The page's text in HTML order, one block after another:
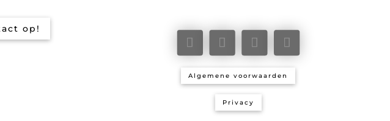
op!
Algemene voorwaarden
Privacy